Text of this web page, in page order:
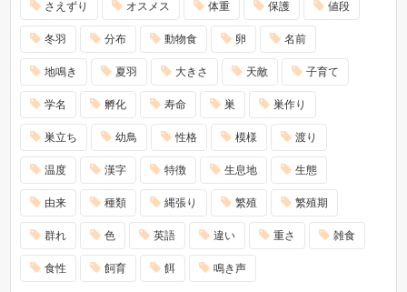
さえずり オスメス 体重 保護 値段
冬羽 分布 動物食 卵 名前
地鳴き 夏羽 大きさ 天敵 子育て
学名 孵化 寿命 巣 巣作り
巣立ち 幼鳥 性格 模様 渡り
温度 漢字 特徴 生息地 生態
由来 種類 縄張り 繁殖 繁殖期
群れ 色 英語 違い 重さ 雑食
食性 飼育 餌 鳴き声